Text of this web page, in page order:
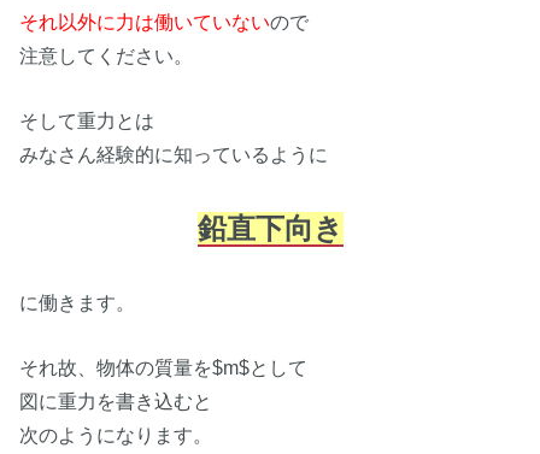
それ以外に力は働いていないので
注意してください。
そして重力とは
みなさん経験的に知っているように
鉛直下向き
に働きます。
それ故、物体の質量を$m$として
図に重力を書き込むと
次のようになります。